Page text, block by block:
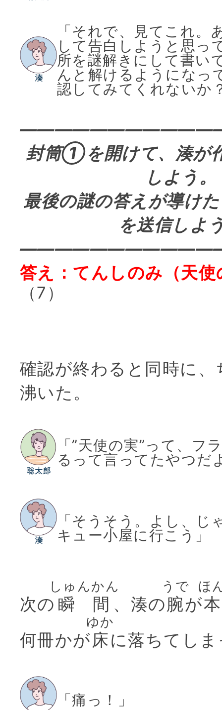
「それで、見てこれ。
して告白しようと思っ
所を謎解きにして書い
んと解けるようになっ
認してみてくれないか
封筒①を開けて、湊が
しよう。
最後の謎の答えが導け
を送信しよ
答え：てんしのみ（天使
（7）
確認が終わると同時に
沸いた。
「”天使の実”って、フ
るって言ってたやつだ
「そうそう。よし、じ
キュー小屋に行こう」
次の 瞬間
しゅんかん
、湊の腕
うで
が
ほ
何冊かが床
ゆか
に落ちてし
「痛っ！」